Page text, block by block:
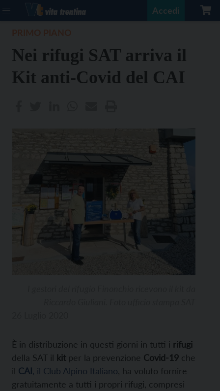
Accedi
Nei rifugi SAT arriva il
Kit anti-Covid del CAI
È in distribuzione in questi giorni in tutti i rifugi
della SAT il kitper la prevenzione Covid-19 che
il CAI, il Club Alpino Italiano , ha voluto fornire
gratuitamente a tutti i propri rifugi, compresi